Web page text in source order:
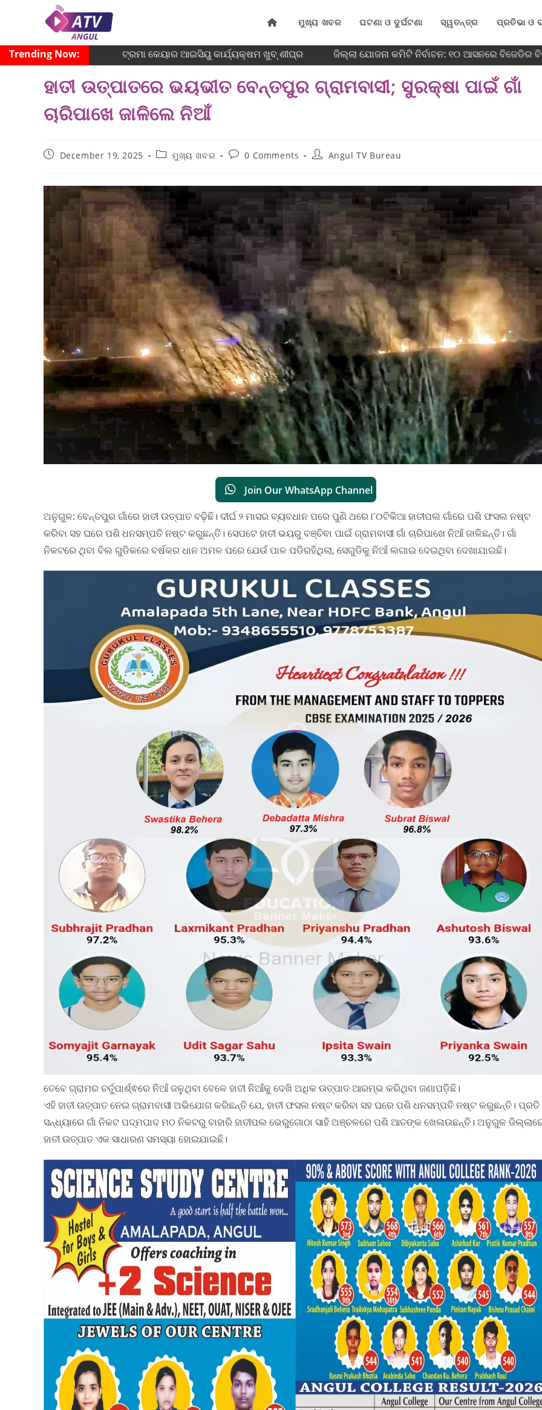
ମୁଖ୍ୟ ଖବର ଘଟଣା ଓ ଦୁର୍ଘଟଣା ସ୍ୱତନ୍ତ୍ର ପ୍ରତିଭା ଓ
Trending Now: ଟ୍ରମା କେୟାର ଆଇସିୟୁ କାର୍ଯ୍ୟକ୍ଷମ ଖୁବ୍ ଶୀଘ୍ର ଜିଲ୍ଲା ଯୋଜନା କମିଟି ନିର୍ବାଚନ: ୧୦ ଆସନରେ ବିଜେଡିର
ହାତୀ ଉତ୍ପାତରେ ଭୟଭୀତ ବେନ୍ତପୁର ଗ୍ରାମବାସୀ; ସୁରକ୍ଷା ପାଇଁ ଗାଁ
ଚାରିପାଖେ ଜାଳିଲେ ନିଆଁ
December 19, 2025 ମୁଖ୍ୟ ଖବର 0 Comments Angul TV Bureau
Join Our WhatsApp Channel
ଅନୁଗୁଳ: ବେନ୍ତପୁର ଗାଁରେ ହାତୀ ଉତ୍ପାତ ବଢ଼ିଛି। ଦୀର୍ଘ ୨ ମାସର ବ୍ୟବଧାନ ପରେ ପୁଣି ଥରେ ୮୦ଟିକିଆ ହାତୀପଲ ଗାଁରେ ପଶି ଫସଲ ନଷ୍ଟ
କରିବା ସହ ଘରେ ପଶି ଧନସମ୍ପତି ନଷ୍ଟ କରୁଛନ୍ତି। ସେପଟେ ହାତୀ ଭୟରୁ ବଞ୍ଚିବା ପାଇଁ ଗ୍ରାମବାସୀ ଗାଁ ଚାରିପାଖେ ନିଆଁ ଜାଳିଛନ୍ତି। ଗାଁ
ନିକଟରେ ଥିବା ବିଲ ଗୁଡିକରେ ବର୍ଷକର ଧାନ ଅମଳ ପରେ ଯେଉଁ ପାଳ ପଡିରହିଥିଲା, ସେଗୁଡିକୁ ନିଆଁ ଲଗାଇ ଦେଇଥିବା ଦେଖାଯାଇଛି।
ତେବେ ଗ୍ରାମର ଚର୍ତୁପାର୍ଶ୍ଵରେ ନିଆଁ ଜଳୁଥିବା ବେଳେ ହାତୀ ନିଆଁକୁ ଦେଖି ଅଧିକ ଉତ୍ପାତ ଆରମ୍ଭ କରିଥିବା ଜଣାପଡ଼ିଛି।
ଏହି ହାତୀ ଉତ୍ପାତ ନେଇ ଗ୍ରାମବାସୀ ଅଭିଯୋଗ କରିଛନ୍ତି ଯେ, ହାତୀ ଫସଲ ନଷ୍ଟ କରିବା ସହ ଘରେ ପଶି ଧନସମ୍ପତି ନଷ୍ଟ କରୁଛନ୍ତି। ପ୍ରତି
ସନ୍ଧ୍ୟାରେ ଗାଁ ନିକଟ ପଦ୍ମପାଦ ମଠ ନିକଟରୁ ବାହାରି ହାତୀପଲ ଭେରୁଗୋଠା ସାହି ଅଞ୍ଚଳରେ ପଶି ଆତଙ୍କ ଖେଳାଉଛନ୍ତି। ଅନୁଗୁଳ
ହାତୀ ଉତ୍ପାତ ଏକ ସାଧାରଣ ସମସ୍ୟା ହୋଇଯାଇଛି।